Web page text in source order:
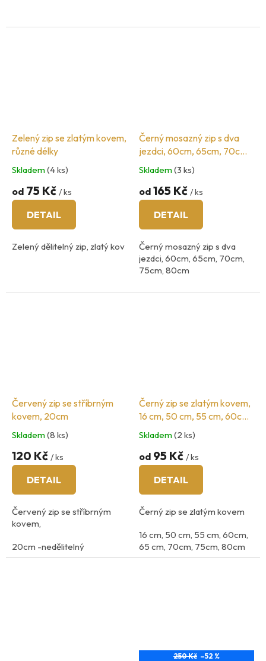
Zelený zip se zlatým kovem,
různé délky
Skladem(4 ks)
od 75 Kč / ks
DETAIL
Zelený dělitelný zip, zlatý kov
Černý mosazný zip s dva
jezdci, 60cm, 65cm, 70cm,
75cm, 80cm
Skladem(3 ks)
od 165 Kč / ks
DETAIL
Černý mosazný zip s dva
jezdci, 60cm, 65cm, 70cm,
75cm, 80cm
Červený zip se stříbrným
kovem, 20cm
Skladem(8 ks)
120 Kč / ks
DETAIL
Červený zip se stříbrným
kovem,
20cm -nedělitelný
Černý zip se zlatým kovem,
16 cm, 50 cm, 55 cm, 60cm,
65 cm, 70cm, 75cm, 80cm
Skladem(2 ks)
od 95 Kč / ks
DETAIL
Černý zip se zlatým kovem
16 cm, 50 cm, 55 cm, 60cm,
65 cm, 70cm, 75cm, 80cm
250 Kč –52 %